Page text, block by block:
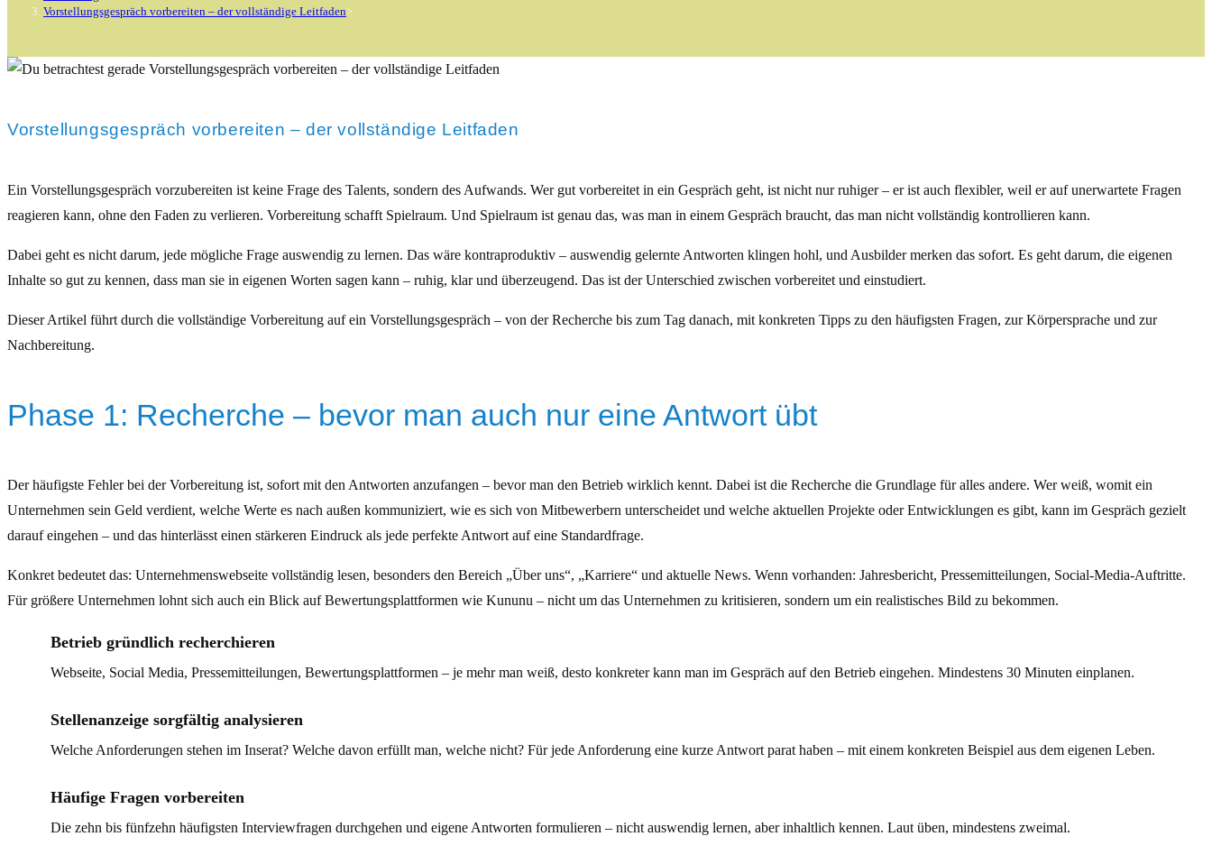
Vorstellungsgespräch vorbereiten – der vollständige Leitfaden>
Vorstellungsgespräch vorbereiten – der vollständige Leitfaden
Ein Vorstellungsgespräch vorzubereiten ist keine Frage des Talents, sondern des Aufwands. Wer gut vorbereitet in ein Gespräch geht, ist nicht nur ruhiger – er ist auch flexibler, weil er auf unerwartete Fragen
reagieren kann, ohne den Faden zu verlieren. Vorbereitung schafft Spielraum. Und Spielraum ist genau das, was man in einem Gespräch braucht, das man nicht vollständig kontrollieren kann.
Dabei geht es nicht darum, jede mögliche Frage auswendig zu lernen. Das wäre kontraproduktiv – auswendig gelernte Antworten klingen hohl, und Ausbilder merken das sofort. Es geht darum, die eigenen
Inhalte so gut zu kennen, dass man sie in eigenen Worten sagen kann – ruhig, klar und überzeugend. Das ist der Unterschied zwischen vorbereitet und einstudiert.
Dieser Artikel führt durch die vollständige Vorbereitung auf ein Vorstellungsgespräch – von der Recherche bis zum Tag danach, mit konkreten Tipps zu den häufigsten Fragen, zur Körpersprache und zur
Nachbereitung.
Phase 1: Recherche – bevor man auch nur eine Antwort übt
Der häufigste Fehler bei der Vorbereitung ist, sofort mit den Antworten anzufangen – bevor man den Betrieb wirklich kennt. Dabei ist die Recherche die Grundlage für alles andere. Wer weiß, womit ein
Unternehmen sein Geld verdient, welche Werte es nach außen kommuniziert, wie es sich von Mitbewerbern unterscheidet und welche aktuellen Projekte oder Entwicklungen es gibt, kann im Gespräch gezielt
darauf eingehen – und das hinterlässt einen stärkeren Eindruck als jede perfekte Antwort auf eine Standardfrage.
Konkret bedeutet das: Unternehmenswebseite vollständig lesen, besonders den Bereich „Über uns“, „Karriere“ und aktuelle News. Wenn vorhanden: Jahresbericht, Pressemitteilungen, Social-Media-Auftritte.
Für größere Unternehmen lohnt sich auch ein Blick auf Bewertungsplattformen wie Kununu – nicht um das Unternehmen zu kritisieren, sondern um ein realistisches Bild zu bekommen.
Betrieb gründlich recherchieren
Webseite, Social Media, Pressemitteilungen, Bewertungsplattformen – je mehr man weiß, desto konkreter kann man im Gespräch auf den Betrieb eingehen. Mindestens 30 Minuten einplanen.
Stellenanzeige sorgfältig analysieren
Welche Anforderungen stehen im Inserat? Welche davon erfüllt man, welche nicht? Für jede Anforderung eine kurze Antwort parat haben – mit einem konkreten Beispiel aus dem eigenen Leben.
Häufige Fragen vorbereiten
Die zehn bis fünfzehn häufigsten Interviewfragen durchgehen und eigene Antworten formulieren – nicht auswendig lernen, aber inhaltlich kennen. Laut üben, mindestens zweimal.